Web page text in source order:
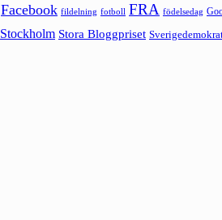
Facebook fildelning fotboll FRA födelsedag
Stockholm Stora Bloggpriset